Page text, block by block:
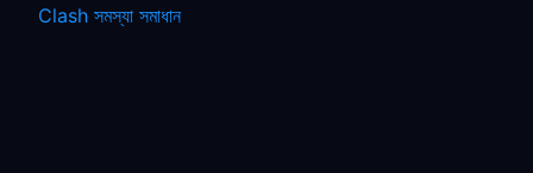
Clash সমস্যা সমাধান